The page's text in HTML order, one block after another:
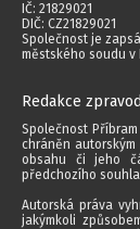
IČ: 21829021
DIČ: CZ21829021
Společnost je
městského soudu v
Redakce
Společnost
chráněn
obsahu či jeho
předchozího
Autorská práva
jakýmkoli